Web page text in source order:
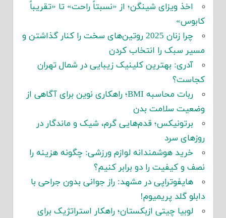
اخذ ویزای شینگن؛ از «نسبتاً راحت» تا «تقریباً
کابوس»
چرا زنان 2025 روتین‌های سخت را کنار گذاشتن و
مسیر سبک را انتخاب کردن
آدری: بهترین کلینیک زیبایی در شمال تهران
کجاست؟
ربات محاسبه BMI؛ راهکاری نوین برای آگاهی از
وضعیت سلامت بدن
برتونیکس؛ قدم‌هایی گرم، شیک و ماندگار در
روزهای سرد
خرید هوشمندانه لوازم ورزشی: چگونه هزینه را
نصف و کیفیت را دو برابر کنیم؟
هایفوتراپی در مشهد: راز جوانی بدون جراحی با
دابلو گلد پریمیوم!
لوبیا چیتی ازبکستان؛ راهکار استراتژیک برای